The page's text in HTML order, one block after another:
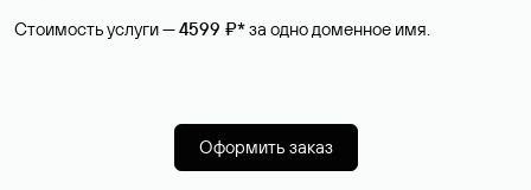
Стоимость услуги —4599 ₽*за одно доменное имя.
Оформить заказ